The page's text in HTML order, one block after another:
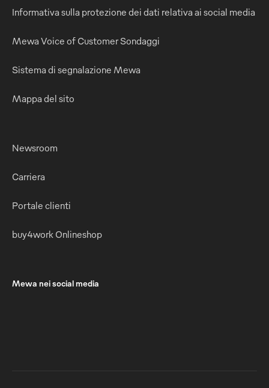
Informativa sulla protezione dei dati relativa ai social media
Mewa Voice of Customer Sondaggi
Sistema di segnalazione Mewa
Mappa del sito
Newsroom
Carriera
Portale clienti
buy4work Onlineshop
Mewa nei social media